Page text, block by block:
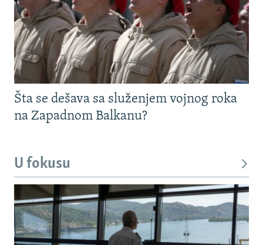
Šta se dešava sa služenjem vojnog roka
na Zapadnom Balkanu?
U fokusu